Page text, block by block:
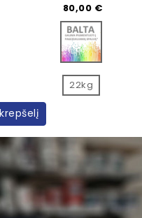
Kaina
80,00 €
Bazė
22kg